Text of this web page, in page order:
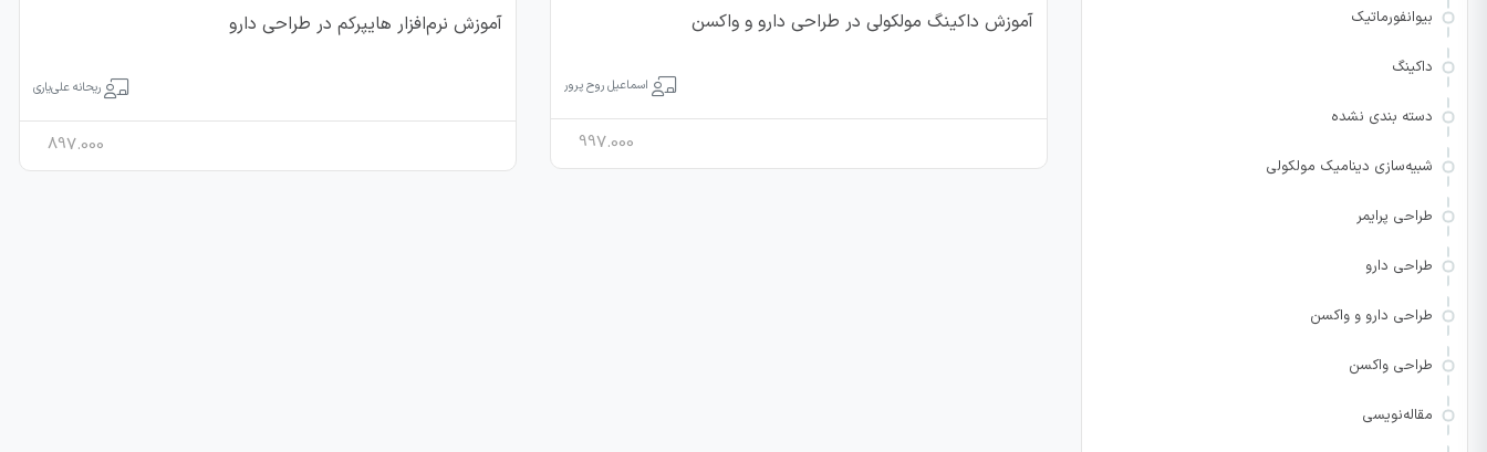
آموزش داکینگ مولکولی در طراحی دارو و واکسن
اسماعیل روح پرور
997.000
آموزش نرم‌افزار هایپرکم در طراحی دارو
ریحانه علی‌یاری
897.000
بیوانفورماتیک
داکینگ
دسته بندی نشده
شبیه‌سازی دینامیک مولکولی
طراحی پرایمر
طراحی دارو
طراحی دارو و واکسن
طراحی واکسن
مقاله‌نویسی